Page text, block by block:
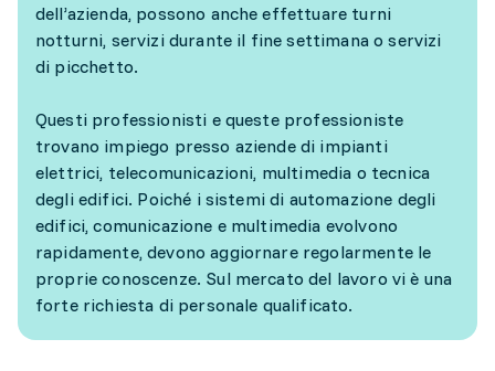
dell’azienda, possono anche effettuare turni
notturni, servizi durante il fine settimana o servizi
di picchetto.
Questi professionisti e queste professioniste
trovano impiego presso aziende di impianti
elettrici, telecomunicazioni, multimedia o tecnica
degli edifici. Poiché i sistemi di automazione degli
edifici, comunicazione e multimedia evolvono
rapidamente, devono aggiornare regolarmente le
proprie conoscenze. Sul mercato del lavoro vi è una
forte richiesta di personale qualificato.